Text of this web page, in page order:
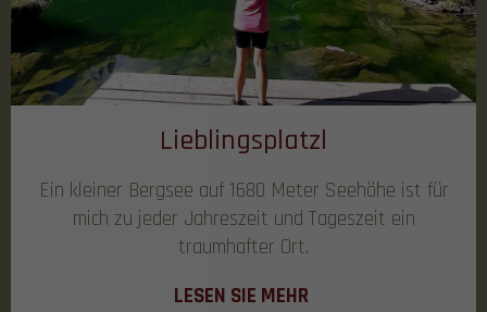
Lieblingsplatzl
Ein kleiner Bergsee auf 1680 Meter Seehöhe ist für
mich zu jeder Jahreszeit und Tageszeit ein
traumhafter Ort.
LESEN SIE MEHR